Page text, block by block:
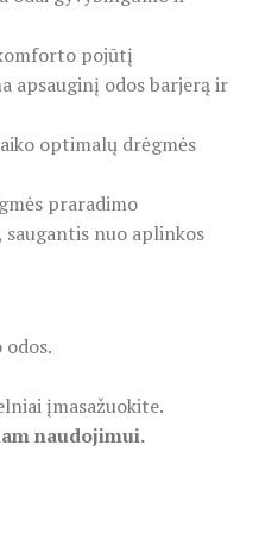
pojūtį
apsauginį odos barjerą ir
optimalų drėgmės
praradimo
saugantis nuo aplinkos
odos.
įmasažuokite.
naudojimui.